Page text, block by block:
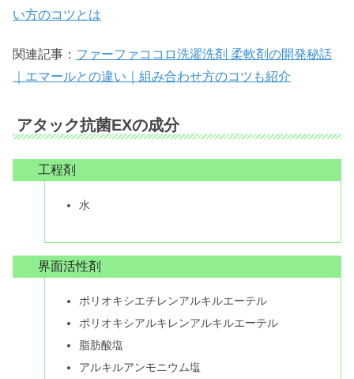
い方のコツとは
関連記事： ファーファココロ洗濯洗剤 柔軟剤の開発秘話
｜エマールとの違い｜組み合わせ方のコツも紹介
アタック抗菌EXの成分
工程剤
水
界面活性剤
ポリオキシエチレンアルキルエーテル
ポリオキシアルキレンアルキルエーテル
脂肪酸塩
アルキルアンモニウム塩